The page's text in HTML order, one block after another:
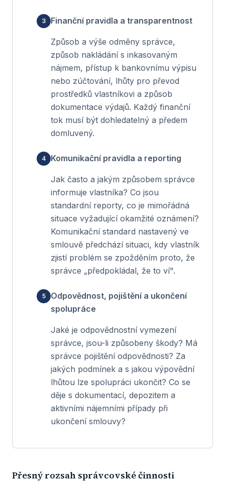
Finanční pravidla a transparentnost
Způsob a výše odměny správce,
způsob nakládání s inkasovaným
nájmem, přístup k bankovnímu výpisu
nebo zúčtování, lhůty pro převod
prostředků vlastníkovi a způsob
dokumentace výdajů. Každý finanční
tok musí být dohledatelný a předem
domluvený.
Komunikační pravidla a reporting
Jak často a jakým způsobem správce
informuje vlastníka? Co jsou
standardní reporty, co je mimořádná
situace vyžadující okamžité oznámení?
Komunikační standard nastavený ve
smlouvě předchází situaci, kdy vlastník
zjistí problém se zpožděním proto, že
správce „předpokládal, že to ví".
Odpovědnost, pojištění a ukončení
spolupráce
Jaké je odpovědnostní vymezení
správce, jsou-li způsobeny škody? Má
správce pojištění odpovědnosti? Za
jakých podmínek a s jakou výpovědní
lhůtou lze spolupráci ukončit? Co se
děje s dokumentací, depozitem a
aktivními nájemními případy při
ukončení smlouvy?
Přesný rozsah správcovské činnosti